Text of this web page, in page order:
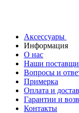
Аксессуары
Информация
О нас
Наши
Вопросы и
Примерка
Оплата и
Гарантии и
Контакты